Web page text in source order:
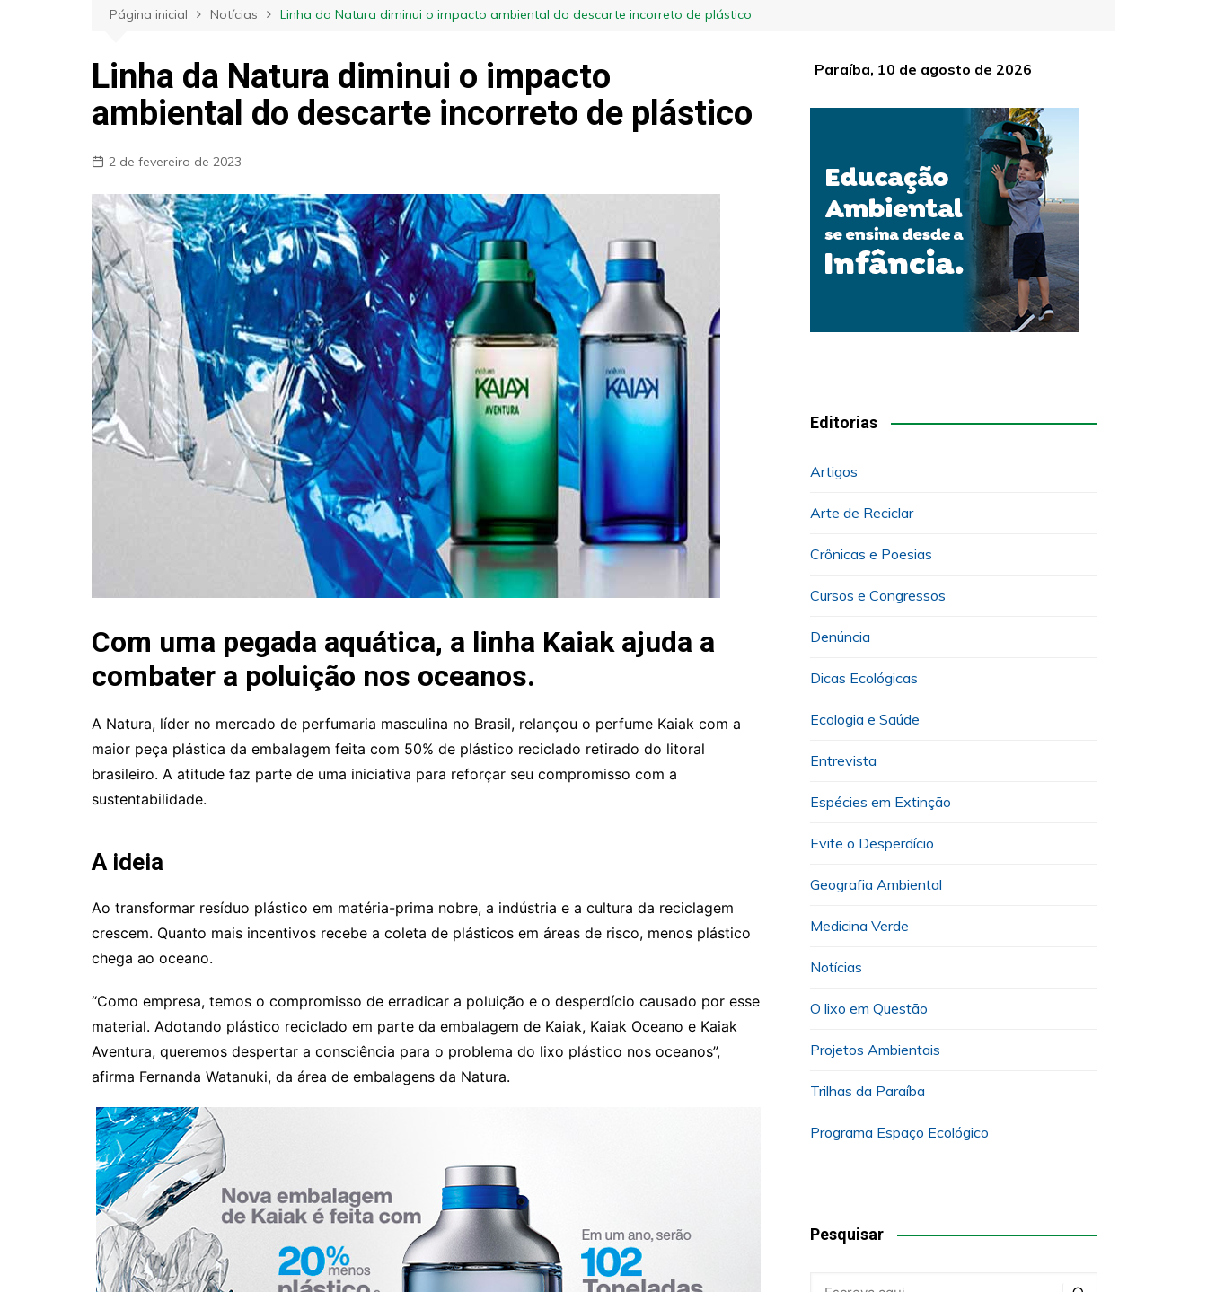
Página inicial Notícias Linha da Natura diminui o impacto ambiental do descarte incorreto de plástico
Linha da Natura diminui o impacto
ambiental do descarte incorreto de plástico
2 de fevereiro de 2023
Com uma pegada aquática, a linha Kaiak ajuda a
combater a poluição nos oceanos.
A Natura, líder no mercado de perfumaria masculina no Brasil, relançou o perfume Kaiak com a
maior peça plástica da embalagem feita com 50% de plástico reciclado retirado do litoral
brasileiro. A atitude faz parte de uma iniciativa para reforçar seu compromisso com a
sustentabilidade.
A ideia
Ao transformar resíduo plástico em matéria-prima nobre, a indústria e a cultura da reciclagem
crescem. Quanto mais incentivos recebe a coleta de plásticos em áreas de risco, menos plástico
chega ao oceano.
“Como empresa, temos o compromisso de erradicar a poluição e o desperdício causado por esse
material. Adotando plástico reciclado em parte da embalagem de Kaiak, Kaiak Oceano e Kaiak
Aventura, queremos despertar a consciência para o problema do lixo plástico nos oceanos”,
afirma Fernanda Watanuki, da área de embalagens da Natura.
Paraíba, 10 de agosto de 2026
Editorias
Artigos
Arte de Reciclar
Crônicas e Poesias
Cursos e Congressos
Denúncia
Dicas Ecológicas
Ecologia e Saúde
Entrevista
Espécies em Extinção
Evite o Desperdício
Geografia Ambiental
Medicina Verde
Notícias
O lixo em Questão
Projetos Ambientais
Trilhas da Paraíba
Programa Espaço Ecológico
Pesquisar